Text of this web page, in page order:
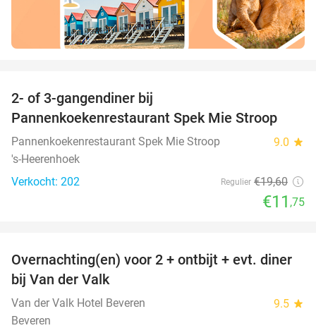
2- of 3-gangendiner bij
Pannenkoekenrestaurant Spek Mie Stroop
Pannenkoekenrestaurant Spek Mie Stroop 9.0 star
's-Heerenhoek
Verkocht: 202
Regulier €19,60
€11 ,75
51%
Overnachting(en) voor 2 + ontbijt + evt. diner
bij Van der Valk
Van der Valk Hotel Beveren 9.5 star
Beveren